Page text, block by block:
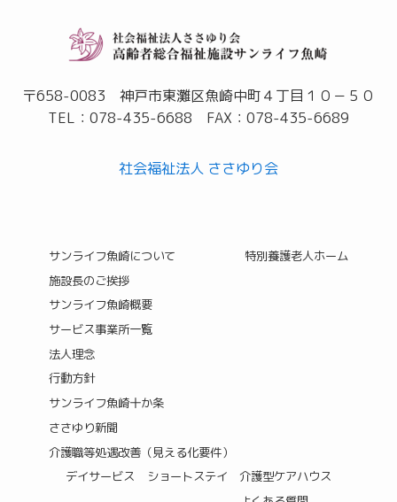
〒658-0083 神戸市東灘区魚崎中町４丁目１０－５０
TEL：078-435-6688 FAX：078-435-6689
社会福祉法人 ささゆり会
サンライフ魚崎について
施設長のご挨拶
サンライフ魚崎概要
サービス事業所一覧
法人理念
行動方針
サンライフ魚崎十か条
ささゆり新聞
介護職等処遇改善（見える化要件）
特別養護老人ホーム
デイサービス ショートステイ
介護型ケアハウス